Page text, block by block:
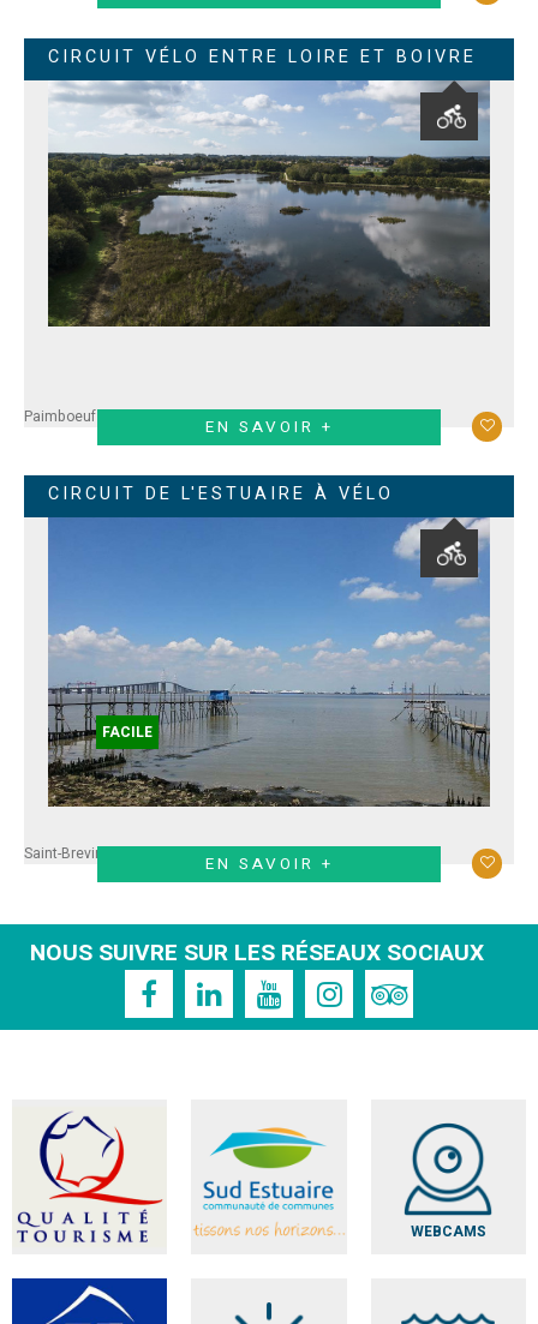
CIRCUIT VÉLO ENTRE LOIRE ET BOIVRE
EN SAVOIR +
PaimboeufCorseptSaint-Père en RetzSaint-Viaud
CIRCUIT DE L'ESTUAIRE À VÉLO
EN SAVOIR +
Saint-Brevin
FACILE
NOUS SUIVRE SUR LES RÉSEAUX SOCIAUX
WEBCAMS